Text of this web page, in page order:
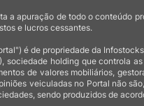
a apuração de todo o conteúdo
e lucros cessantes.
é de propriedade da
sociedade holding que controla
de valores mobiliários,
veiculadas no Portal não
sendo produzidos de